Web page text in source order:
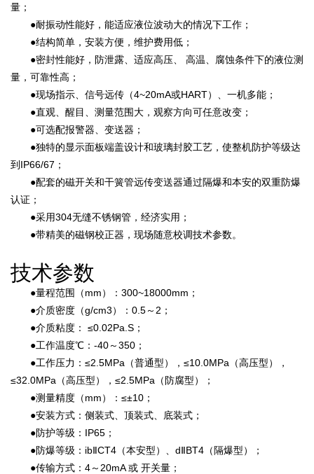
量；
●耐振动性能好，能适应液位波动大的情况下工作；
●结构简单，安装方便，维护费用低；
●密封性能好，防泄露、适应高压、 高温、腐蚀条件下的液位测
量，可靠性高；
●现场指示、信号远传（4~20mA或HART）、一机多能；
●直观、醒目、测量范围大，观察方向可任意改变；
●可选配报警器、变送器；
●独特的显示面板端盖设计和玻璃封胶工艺，使整机防护等级达
到IP66/67；
●配套的磁开关和干簧管远传变送器通过隔爆和本安的双重防爆
认证；
●采用304无缝不锈钢管，经济实用；
●带精美的磁钢校正器，现场随意校调技术参数。
技术参数
●量程范围（mm）：300~18000mm；
●介质密度（g/cm3）：0.5～2；
●介质粘度： ≤0.02Pa.S；
●工作温度℃：-40～350；
●工作压力：≤2.5MPa（普通型），≤10.0MPa（高压型），
≤32.0MPa（高压型），≤2.5MPa（防腐型）；
●测量精度（mm）：≤±10；
●安装方式：侧装式、顶装式、底装式；
●防护等级：IP65；
●防爆等级：ibⅡCT4（本安型）、dⅡBT4（隔爆型）；
●传输方式：4～20mA 或 开关量；